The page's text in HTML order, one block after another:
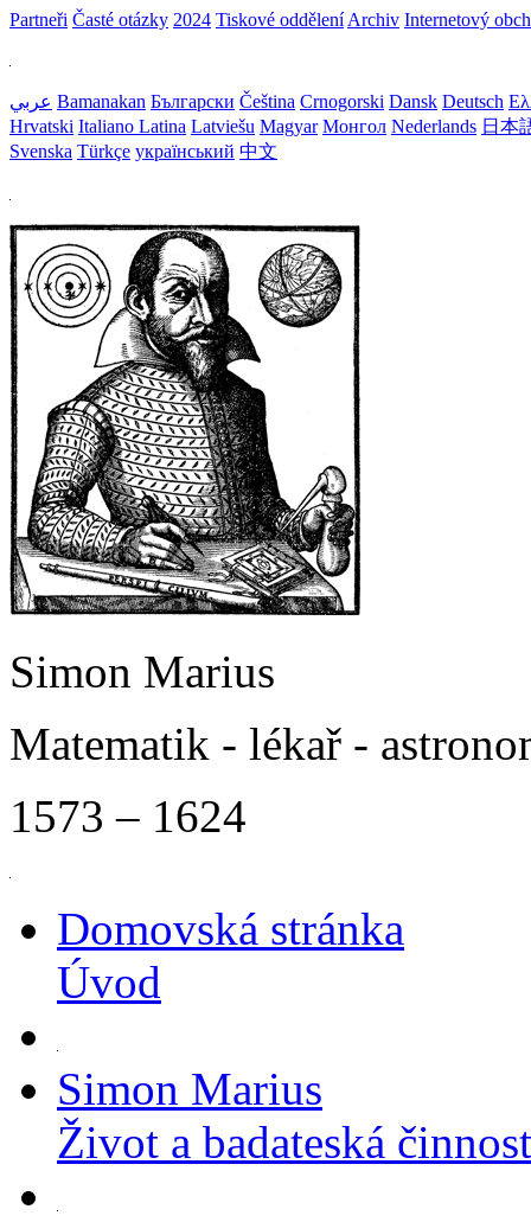
Partneři Časté otázky 2024 Tiskové oddělení Archiv Internetový
عربي Bamanakan Български Čeština Crnogorski Dansk Deutsch
Hrvatski Italiano Latina Latviešu Magyar Монгол Nederlands 日本
Svenska Türkçe український 中文
Simon Marius
Matematik - lékař -
1573 – 1624
Domovská stránka
Úvod
Simon Marius
Život a badateská činnost